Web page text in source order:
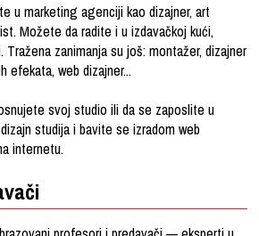
u marketing agenciji kao dizajner, art
Možete da radite i u izdavačkoj kući,
Tražena zanimanja su još: montažer, dizajner
efekata, web dizajner...
svoj studio ili da se zaposlite u
studija i bavite se izradom web
internetu.